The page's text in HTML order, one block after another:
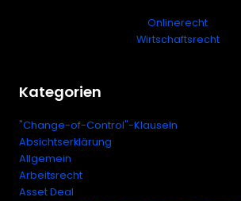
Onlinerecht
Wirtschaftsrecht
Kategorien
"Change-of-Control"-Klauseln
Absichtserklärung
Allgemein
Arbeitsrecht
Asset Deal